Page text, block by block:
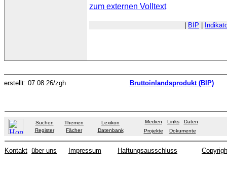
zum externen Volltext
BIP
erstellt: 07.08.26/zgh Bruttoinlandsprodukt (BIP)
Suchen Themen
Lexikon
Register
Fächer Datenbank
Medien Links
Daten
Projekte
Dokumente
Kontakt über uns Impressum Haftungsausschluss